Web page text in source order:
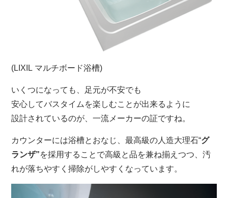
(LIXIL マルチボード浴槽)
いくつになっても、足元が不安でも
安心してバスタイムを楽しむことが出来るように
設計されているのが、一流メーカーの証ですね。
カウンターには浴槽とおなじ、最高級の人造大理石“グ
ランザ”を採用することで高級と品を兼ね揃えつつ、汚
れが落ちやすく掃除がしやすくなっています。